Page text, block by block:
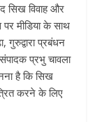
सिख विवाह और
मीडिया के साथ
गुरुद्वारा प्रबंधन
प्रभु चावला
है कि सिख
करने के लिए